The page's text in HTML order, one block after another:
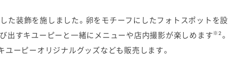
た装飾を施しました。卵をモチーフにしたフォトスポットを設
出すキユーピーと一緒にメニューや店内撮影が楽しめます※2 。
ユーピーオリジナルグッズなども販売します。